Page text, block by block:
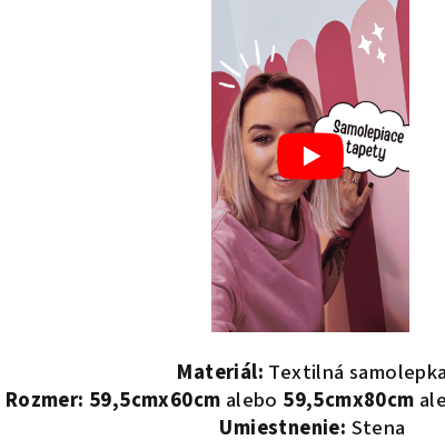
Materiál: Textilná
Rozmer: 59,5cmx60cm alebo 59,5cmx80cm
Umiestnenie: Stena